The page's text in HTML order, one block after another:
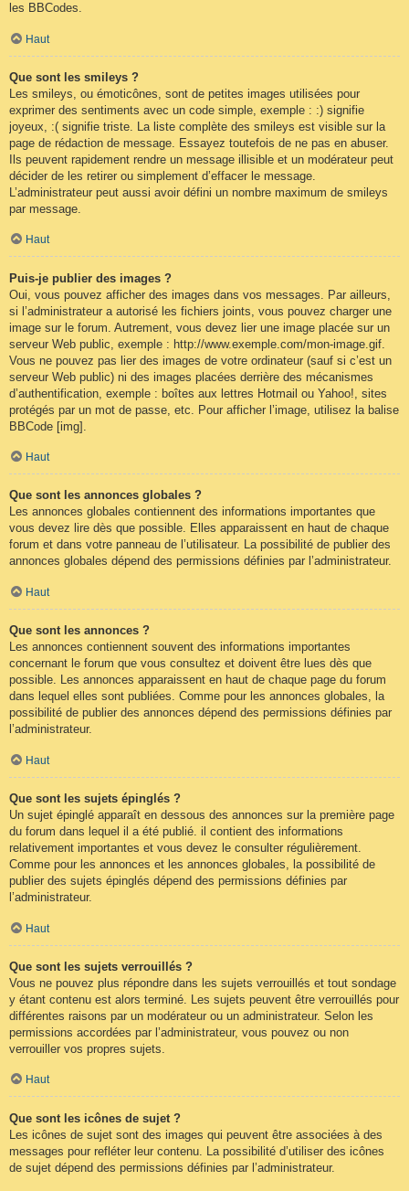
les BBCodes.
Haut
Que sont les smileys ?
Les smileys, ou émoticônes, sont de petites images utilisées pour
exprimer des sentiments avec un code simple, exemple : :) signifie
joyeux, :( signifie triste. La liste complète des smileys est visible sur la
page de rédaction de message. Essayez toutefois de ne pas en abuser.
Ils peuvent rapidement rendre un message illisible et un modérateur peut
décider de les retirer ou simplement d’effacer le message.
L’administrateur peut aussi avoir défini un nombre maximum de smileys
par message.
Haut
Puis-je publier des images ?
Oui, vous pouvez afficher des images dans vos messages. Par ailleurs,
si l’administrateur a autorisé les fichiers joints, vous pouvez charger une
image sur le forum. Autrement, vous devez lier une image placée sur un
serveur Web public, exemple : http://www.exemple.com/mon-image.gif.
Vous ne pouvez pas lier des images de votre ordinateur (sauf si c’est un
serveur Web public) ni des images placées derrière des mécanismes
d’authentification, exemple : boîtes aux lettres Hotmail ou Yahoo!, sites
protégés par un mot de passe, etc. Pour afficher l’image, utilisez la balise
BBCode [img].
Haut
Que sont les annonces globales ?
Les annonces globales contiennent des informations importantes que
vous devez lire dès que possible. Elles apparaissent en haut de chaque
forum et dans votre panneau de l’utilisateur. La possibilité de publier des
annonces globales dépend des permissions définies par l’administrateur.
Haut
Que sont les annonces ?
Les annonces contiennent souvent des informations importantes
concernant le forum que vous consultez et doivent être lues dès que
possible. Les annonces apparaissent en haut de chaque page du forum
dans lequel elles sont publiées. Comme pour les annonces globales, la
possibilité de publier des annonces dépend des permissions définies par
l’administrateur.
Haut
Que sont les sujets épinglés ?
Un sujet épinglé apparaît en dessous des annonces sur la première page
du forum dans lequel il a été publié. il contient des informations
relativement importantes et vous devez le consulter régulièrement.
Comme pour les annonces et les annonces globales, la possibilité de
publier des sujets épinglés dépend des permissions définies par
l’administrateur.
Haut
Que sont les sujets verrouillés ?
Vous ne pouvez plus répondre dans les sujets verrouillés et tout sondage
y étant contenu est alors terminé. Les sujets peuvent être verrouillés pour
différentes raisons par un modérateur ou un administrateur. Selon les
permissions accordées par l’administrateur, vous pouvez ou non
verrouiller vos propres sujets.
Haut
Que sont les icônes de sujet ?
Les icônes de sujet sont des images qui peuvent être associées à des
messages pour refléter leur contenu. La possibilité d’utiliser des icônes
de sujet dépend des permissions définies par l’administrateur.